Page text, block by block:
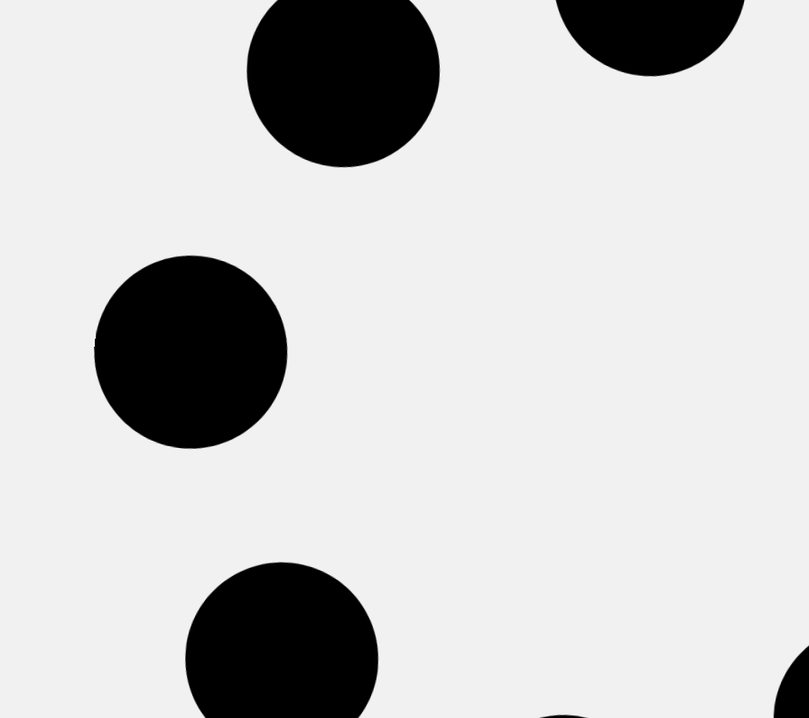
Europerfil. Con llaves de seguridad, llaves
iguales o llave Maestra. Anti vandálica,
Robusta y Resistente. Con cerradura
Europerfil de gran resistencia.
Nuevo Catálogo Dispositivos de
Nuevo catálogo con nuevas referencias